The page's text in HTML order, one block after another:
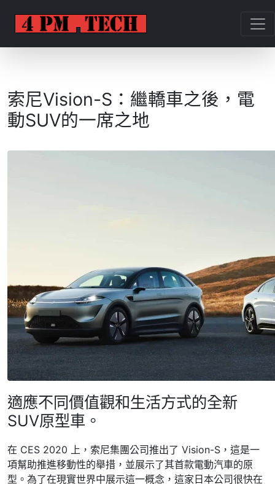
索尼Vision-S：繼轎車之後，電
動SUV的一席之地
適應不同價值觀和生活方式的全新
SUV原型車。
在 CES 2020 上，索尼集團公司推出了 Vision-S，這是一
項幫助推進移動性的舉措，並展示了其首款電動汽車的原
型。為了在現實世界中展示這一概念，這家日本公司很快在